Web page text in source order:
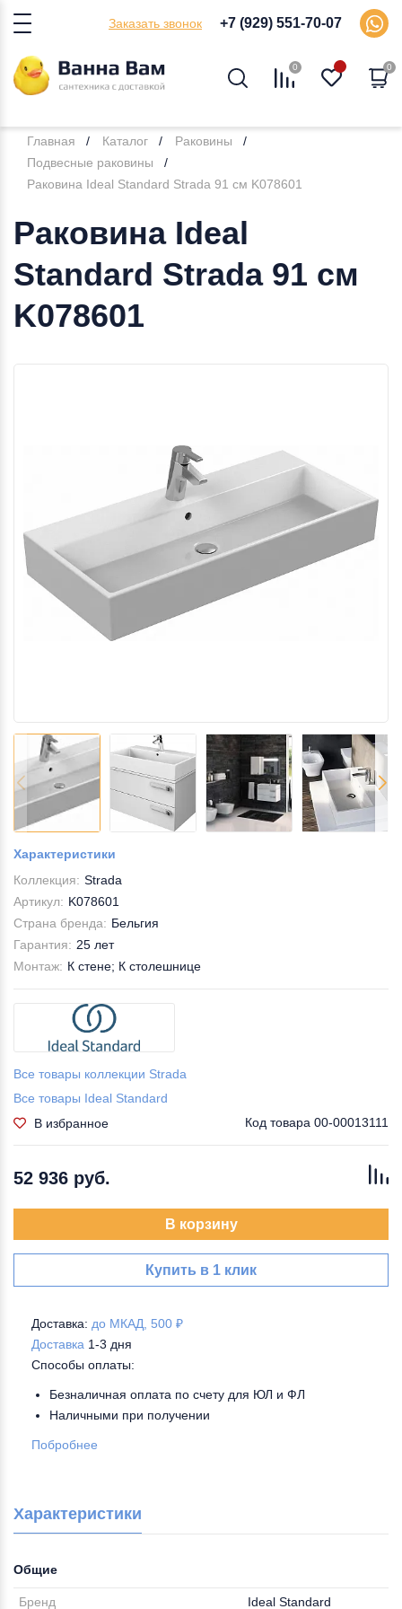
Заказать звонок +7 (929) 551-70-07
0 0
Главная Каталог
Раковины
Подвесные раковины
Раковина Ideal Standard Strada 91 см K078601
Раковина Ideal
Standard Strada 91 см
K078601
Характеристики
Коллекция: Strada
Артикул: K078601
Страна бренда: Бельгия
Гарантия: 25 лет
Монтаж: К стене; К столешнице
Все товары коллекции Strada
Все товары Ideal Standard
В избранное
Код товара 00-00013111
52 936 руб.
В корзину
Купить в 1 клик
Доставка: до МКАД, 500 ₽
Доставка 1-3 дня
Способы оплаты:
Безналичная оплата по счету для ЮЛ и ФЛ
Наличными при получении
Побробнее
Характеристики
Общие
Бренд Ideal Standard